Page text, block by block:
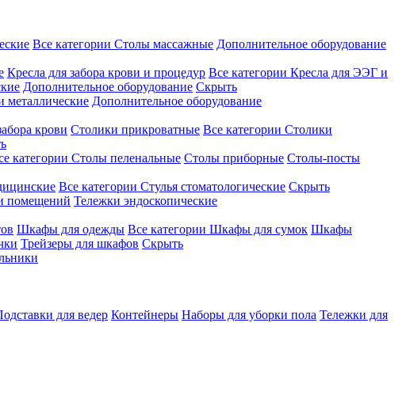
Все категории Столы массажные Дополнительное оборудование
Кресла для забора крови и процедур Все категории Кресла для ЭЭГ и
Дополнительное оборудование Скрыть
металлические Дополнительное оборудование
крови Столики прикроватные Все категории Столики
категории Столы пеленальные Столы приборные Столы-посты
Все категории Стулья стоматологические Скрыть
помещений Тележки эндоскопические
Шкафы для одежды Все категории Шкафы для сумок Шкафы
Трейзеры для шкафов Скрыть
для ведер Контейнеры Наборы для уборки пола Тележки для